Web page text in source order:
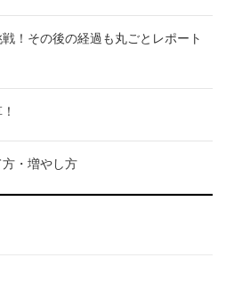
！その後の経過も丸ごとレポート
・増やし方